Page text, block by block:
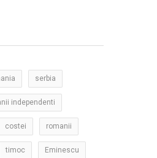
serbia
independenti
costei romanii
timoc Eminescu